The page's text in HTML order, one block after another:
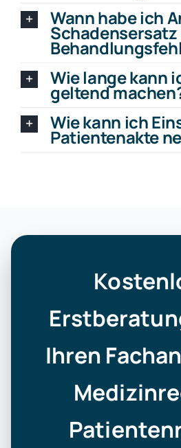
Wann habe ich
Wie lange kann
geltend
Wie kann ich
Patientenakte
Ihren